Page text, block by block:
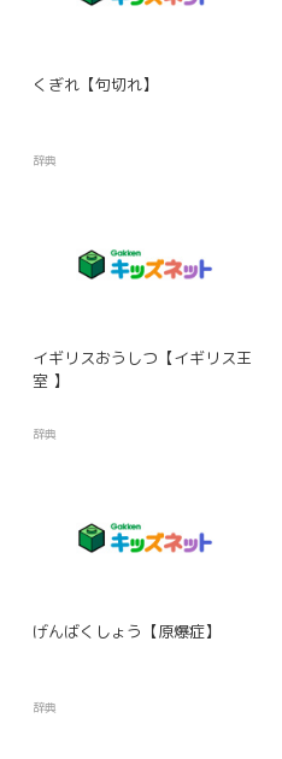
くぎれ【句切れ】
辞典
イギリスおうしつ【イギリス王
室 】
辞典
げんばくしょう【原爆症】
辞典